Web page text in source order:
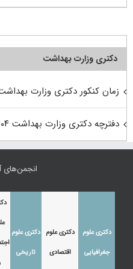
دکتری وزارت بهداشت
زمان کنکور دکتری وزارت بهداشت
دفترچه دکتری وزارت بهداشت ۱۴۰۴
انجمن‌های
دکتری علوم
جغرافیایی
دکتری علوم
اقتصادی
دکتری علوم
تاریخی